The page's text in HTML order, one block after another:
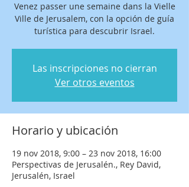
Venez passer une semaine dans la Vielle
Ville de Jerusalem, con la opción de guía
turística para descubrir Israel.
Las inscripciones no cierran
Ver otros eventos
Horario y ubicación
19 nov 2018, 9:00 – 23 nov 2018, 16:00
Perspectivas de Jerusalén., Rey David,
Jerusalén, Israel